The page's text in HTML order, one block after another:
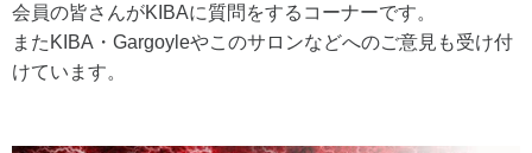
会員の皆さんがKIBAに質問をするコーナーです。
またKIBA・Gargoyleやこのサロンなどへのご意見も受け付
けています。